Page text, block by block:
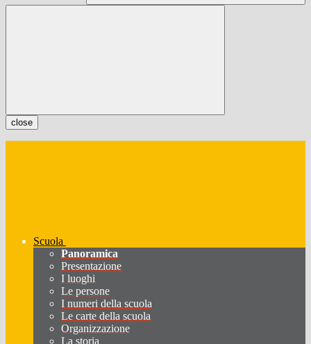
close
Scuola
Panoramica
Presentazione
I luoghi
Le persone
I numeri della scuola
Le carte della scuola
Organizzazione
La storia